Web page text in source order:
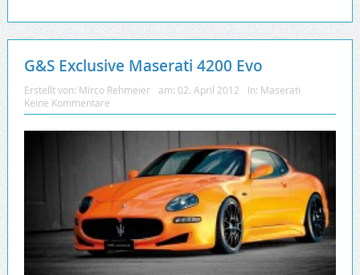
G&S Exclusive Maserati 4200 Evo
Erstellt von: Mirco Rehmeier am: 02. April 2012 In: Maserati
Keine Kommentare